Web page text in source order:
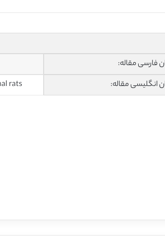
فارسی مقاله:
انگلیسی مقاله:
rats